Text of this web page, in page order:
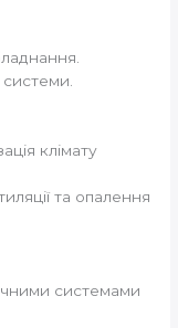
клімату
та опалення
системами